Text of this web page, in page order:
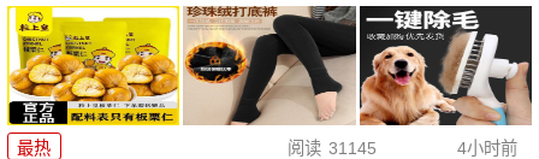
最热 阅读 31145 4小时前